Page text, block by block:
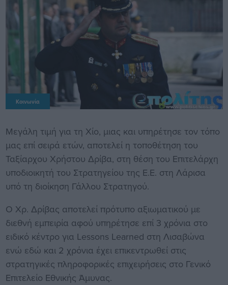
Κοινωνία
Μεγάλη τιμή για τη Χίο, μιας και υπηρέτησε τον τόπο
μας επί σειρά ετών, αποτελεί η τοποθέτηση του
Ταξίαρχου Χρήστου Δρίβα, στη θέση του Επιτελάρχη
υποδιοικητή του Στρατηγείου της Ε.Ε. στη Λάρισα
υπό τη διοίκηση Γάλλου Στρατηγού.
Ο Χρ. Δρίβας αποτελεί πρότυπο αξιωματικού με
διεθνή εμπειρία αφού υπηρέτησε επί 3 χρόνια στο
ειδικό κέντρο για Lessons Learned στη Λισαβώνα
ενώ εδώ και 2 χρόνια έχει επικεντρωθεί στις
στρατηγικές πληροφορικές επιχειρήσεις στο Γενικό
Επιτελείο Εθνικής Άμυνας.